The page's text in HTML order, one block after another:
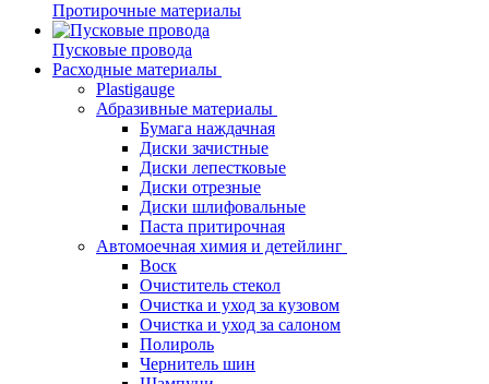
Протирочные материалы
Пусковые провода
Расходные материалы
Plastigauge
Абразивные материалы
Бумага наждачная
Диски зачистные
Диски лепестковые
Диски отрезные
Диски шлифовальные
Паста притирочная
Автомоечная химия и детейлинг
Воск
Очиститель стекол
Очистка и уход за кузовом
Очистка и уход за салоном
Полироль
Чернитель шин